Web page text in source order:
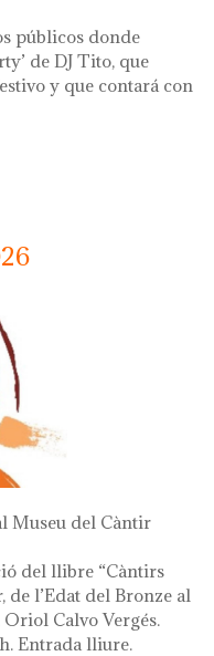
públicos donde
de DJ Tito, que
y que contará con
museos 2026
Museu del Càntir
del llibre “Càntirs
l’Edat del Bronze al
Oriol Calvo Vergés.
Entrada lliure.